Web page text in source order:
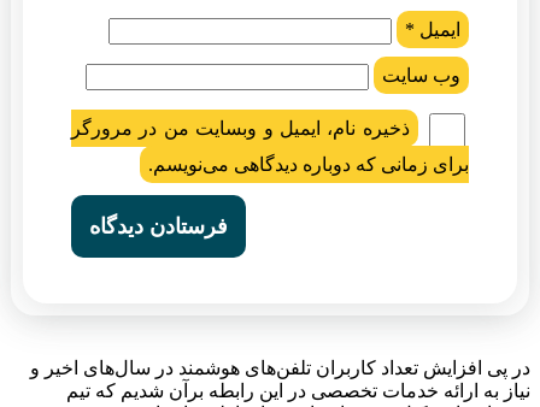
ایمیل *
وب‌ سایت
ذخیره نام، ایمیل و وبسایت من در مرورگر
برای زمانی که دوباره دیدگاهی می‌نویسم.
در پی افزایش تعداد کاربران تلفن‌های هوشمند در سال‌های اخیر و
نیاز به ارائه خدمات تخصصی در این رابطه برآن شدیم که تیم